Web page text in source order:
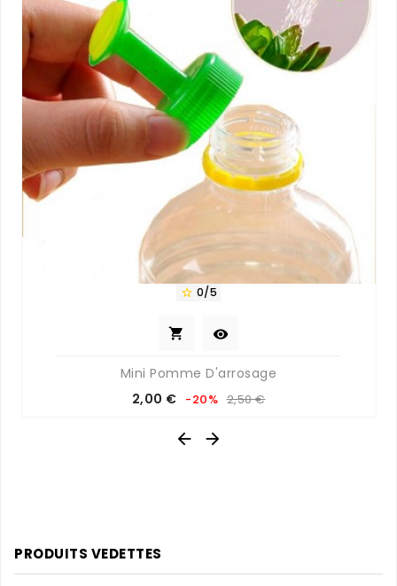
 0/5
 
Mini Pomme D'arrosage
Prix
2,00 € Prix
base
-20% 2,50 €
 
PRODUITS VEDETTES